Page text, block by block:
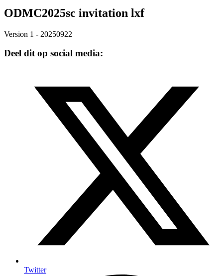
ODMC2025sc invitation lxf
Version 1 - 20250922
Deel dit op social media:
Twitter